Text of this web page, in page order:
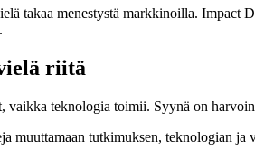
takaa menestystä markkinoilla. Impact
riitä
vaikka teknologia toimii. Syynä on
muuttamaan tutkimuksen, teknologian